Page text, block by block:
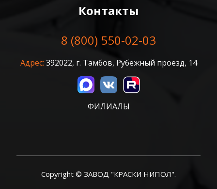
Контакты
8 (800) 550-02-03
Адрес: 392022, г. Тамбов, Рубежный проезд, 14
ФИЛИАЛЫ
Copyright © ЗАВОД "КРАСКИ НИПОЛ".